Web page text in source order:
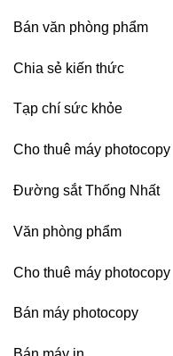
Bán văn phòng phẩm
Chia sẻ kiến thức
Tạp chí sức khỏe
Cho thuê máy
Đường sắt Thống Nhất
Văn phòng phẩm
Cho thuê máy photocopy
Bán máy photocopy